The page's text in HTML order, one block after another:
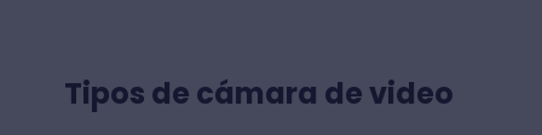
Tipos de cámara de video